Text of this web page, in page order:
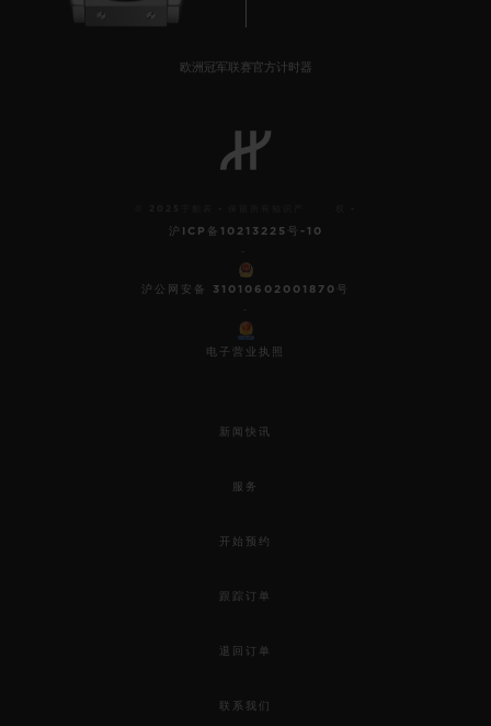
欧洲冠军联赛官方计时器
沪ICP备10213225号-10
沪公网安备 31010602001870号
电子营业执照
新闻快讯
服务
开始预约
跟踪订单
退回订单
联系我们